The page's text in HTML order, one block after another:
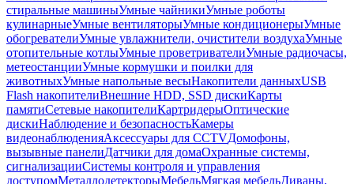
стиральные машиныУмные чайникиУмные роботы
кулинарныеУмные вентиляторыУмные кондиционерыУмные
обогревателиУмные увлажнители, очистители воздухаУмные
отопительные котлыУмные проветривателиУмные радиочасы,
метеостанцииУмные кормушки и поилки для
животныхУмные напольные весыНакопители данныхUSB
Flash накопителиВнешние HDD, SSD дискиКарты
памятиСетевые накопителиКартридерыОптические
дискиНаблюдение и безопасностьКамеры
видеонаблюденияАксессуары для CCTVДомофоны,
вызывные панелиДатчики для домаОхранные системы,
сигнализацииСистемы контроля и управления
доступомМеталлодетекторыМебельМягкая мебельДиваны,